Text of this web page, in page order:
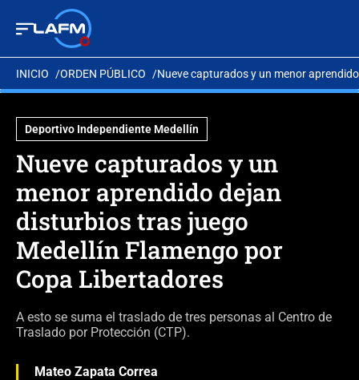
INICIO ORDEN PÚBLICO Nueve capturados y un menor
Deportivo Independiente Medellín
Nueve capturados y un
menor aprendido dejan
disturbios tras juego
Medellín Flamengo por
Copa Libertadores
A esto se suma el traslado de tres personas al Centro de
Traslado por Protección (CTP).
Mateo Zapata Correa